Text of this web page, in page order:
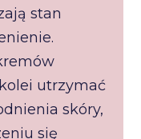
stan
utrzymać
skóry,
się